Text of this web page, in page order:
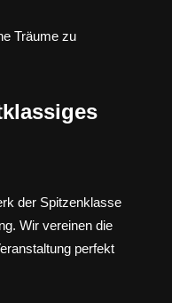
Träume zu
der Spitzenklasse
Wir vereinen die
perfekt